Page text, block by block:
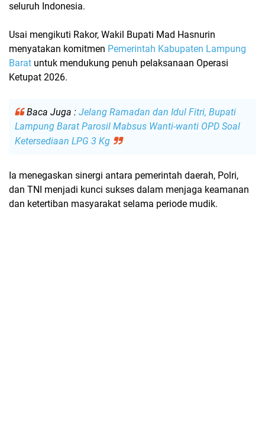
seluruh Indonesia.
Usai mengikuti Rakor, Wakil Bupati Mad Hasnurin
menyatakan komitmen Pemerintah Kabupaten Lampung
Barat untuk mendukung penuh pelaksanaan Operasi
Ketupat 2026.
Baca Juga : Jelang Ramadan dan Idul Fitri, Bupati
Lampung Barat Parosil Mabsus Wanti-wanti OPD Soal
Ketersediaan LPG 3 Kg
Ia menegaskan sinergi antara pemerintah daerah, Polri,
dan TNI menjadi kunci sukses dalam menjaga keamanan
dan ketertiban masyarakat selama periode mudik.